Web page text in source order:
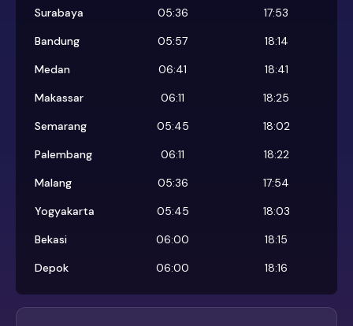
Surabaya
05:36
17:53
Bandung
05:57
18:14
Medan
06:41
18:41
Makassar
06:11
18:25
Semarang
05:45
18:02
Palembang
06:11
18:22
Malang
05:36
17:54
Yogyakarta
05:45
18:03
Bekasi
06:00
18:15
Depok
06:00 18:16